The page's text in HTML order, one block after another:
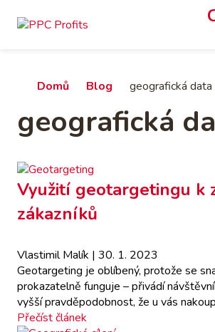
Drobečková
navigace
Domů Blog geografická data
geografická
Využití geotargetingu k
zákazníků
Vlastimil Malík | 30. 1. 2023
Geotargeting je oblíbený, protože se
prokazatelně funguje – přivádí
vyšší pravděpodobnost, že u vás
Přečíst článek